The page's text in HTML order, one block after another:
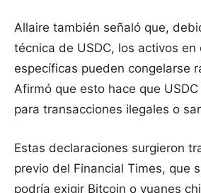
Allaire también señaló que,
técnica de USDC, los activos en
específicas pueden congelarse
Afirmó que esto hace que
para transacciones ilegales o
Estas declaraciones surgieron
previo del Financial Times, que
podría exigir Bitcoin o yuanes